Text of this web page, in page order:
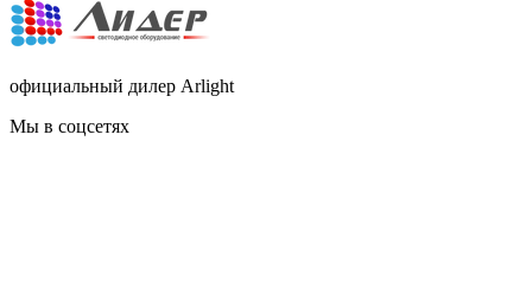
официальный дилер Arlight
Мы в соцсетях